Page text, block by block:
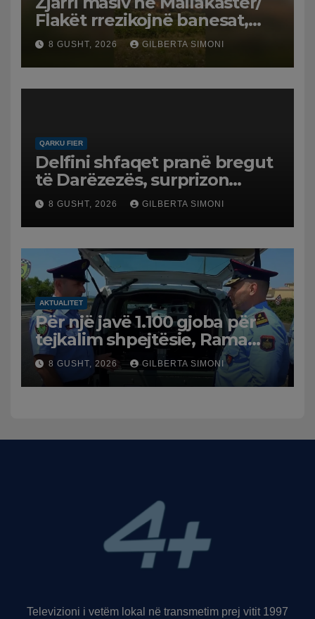
Flakët rrezikojnë banesat,
Policia evakuon disa familje
në Koilac
8 GUSHT, 2026 GILBERTA SIMONI
QARKU FIER
Delfini shfaqet pranë bregut
të Darëzezës, surprizon
pushuesit dhe banorët
8 GUSHT, 2026 GILBERTA SIMONI
AKTUALITET
Për një javë 1.100 gjoba për
tejkalim shpejtësie, Rama
publikon videon: Kamerat e
trafikut së shpejti në
funksion
8 GUSHT, 2026 GILBERTA SIMONI
Televizioni i vetëm lokal në transmetim prej vitit 1997